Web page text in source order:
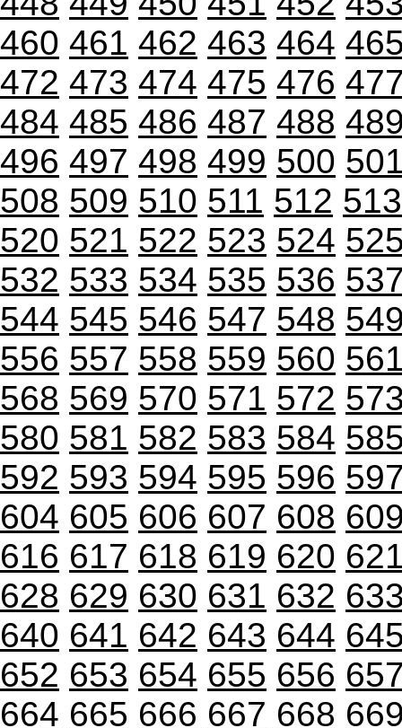
460 461 462 463 464
472 473 474 475 476
484 485 486 487 488
496 497 498 499 500
508 509 510 511 512 513
520 521 522 523 524
532 533 534 535 536
544 545 546 547 548
556 557 558 559 560
568 569 570 571 572
580 581 582 583 584
592 593 594 595 596
604 605 606 607 608
616 617 618 619 620
628 629 630 631 632
640 641 642 643 644
652 653 654 655 656
664 665 666 667 668